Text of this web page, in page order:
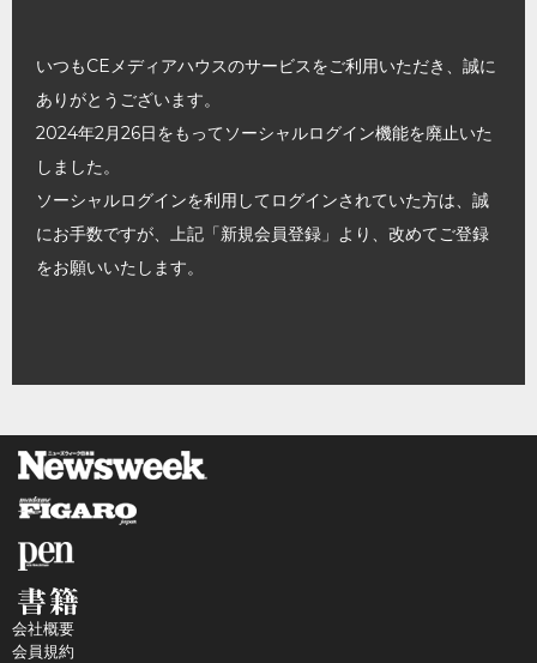
いつもCEメディアハウスのサービスをご利用いただき、誠に
ありがとうございます。
2024年2月26日をもってソーシャルログイン機能を廃止いた
しました。
ソーシャルログインを利用してログインされていた方は、誠
にお手数ですが、上記「新規会員登録」より、改めてご登録
をお願いいたします。
会社概要
会員規約